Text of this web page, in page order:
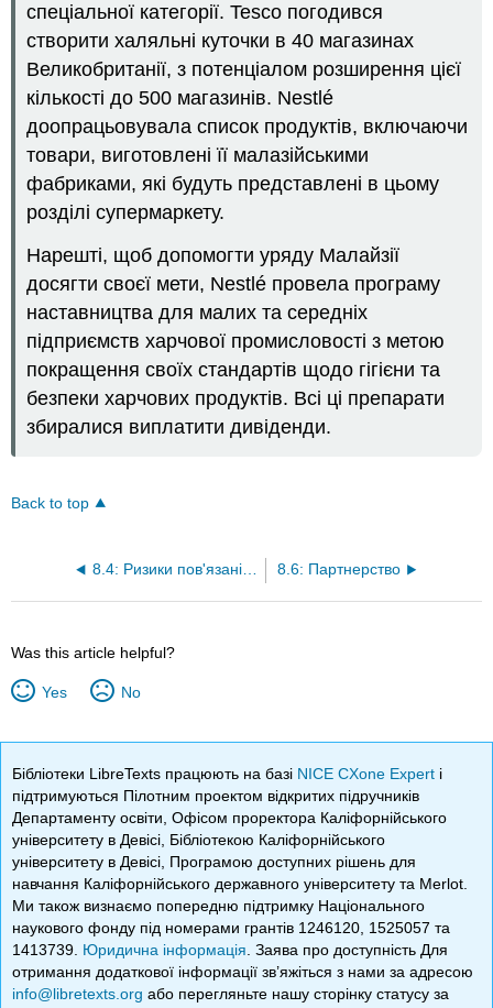
спеціальної категорії. Tesco погодився
створити халяльні куточки в 40 магазинах
Великобританії, з потенціалом розширення цієї
кількості до 500 магазинів. Nestlé
доопрацьовувала список продуктів, включаючи
товари, виготовлені її малазійськими
фабриками, які будуть представлені в цьому
розділі супермаркету.
Нарешті, щоб допомогти уряду Малайзії
досягти своєї мети, Nestlé провела програму
наставництва для малих та середніх
підприємств харчової промисловості з метою
покращення своїх стандартів щодо гігієни та
безпеки харчових продуктів. Всі ці препарати
збиралися виплатити дивіденди.
Back to top
8.4: Ризики пов'язані з аутсорсин 8.6: Партнерство
Was this article helpful?
Yes No
Бібліотеки LibreTexts працюють на базі NICE CXone Expert і
підтримуються Пілотним проектом відкритих підручників
Департаменту освіти, Офісом проректора Каліфорнійського
університету в Девісі, Бібліотекою Каліфорнійського
університету в Девісі, Програмою доступних рішень для
навчання Каліфорнійського державного університету та Merlot.
Ми також визнаємо попередню підтримку Національного
наукового фонду під номерами грантів 1246120, 1525057 та
1413739. Юридична інформація . Заява про доступність Для
отримання додаткової інформації зв’яжіться з нами за адресою
info@libretexts.org або перегляньте нашу сторінку статусу за